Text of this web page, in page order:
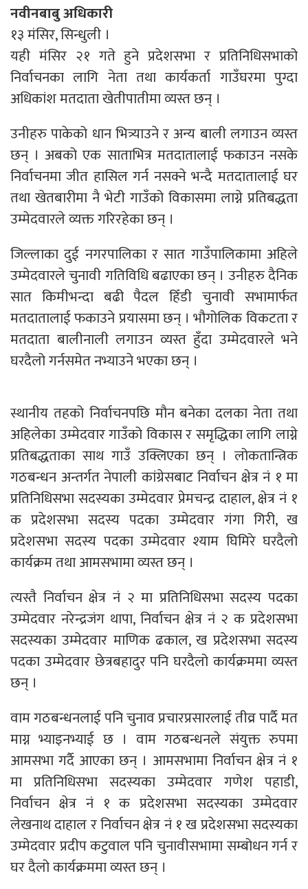
नवीनबाबु अधिकारी
१३ मंसिर, सिन्धुली ।
यही मंसिर २१ गते हुने प्रदेशसभा र प्रतिनिधिसभाको
निर्वाचनका लागि नेता तथा कार्यकर्ता गाउँघरमा पुग्दा
अधिकांश मतदाता खेतीपातीमा व्यस्त छन् ।
उनीहरु पाकेको धान भित्र्याउने र अन्य बाली लगाउन व्यस्त
छन् । अबको एक साताभित्र मतदातालाई फकाउन नसके
निर्वाचनमा जीत हासिल गर्न नसक्ने भन्दै मतदातालाई घर
तथा खेतबारीमा नै भेटी गाउँको विकासमा लाग्ने प्रतिबद्धता
उम्मेदवारले व्यक्त गरिरहेका छन् ।
जिल्लाका दुई नगरपालिका र सात गाउँपालिकामा अहिले
उम्मेदवारले चुनावी गतिविधि बढाएका छन् । उनीहरु दैनिक
सात किमीभन्दा बढी पैदल हिँडी चुनावी सभामार्फत
मतदातालाई फकाउने प्रयासमा छन् । भौगोलिक विकटता र
मतदाता बालीनाली लगाउन व्यस्त हुँदा उम्मेदवारले भने
घरदैलो गर्नसमेत नभ्याउने भएका छन् ।
स्थानीय तहको निर्वाचनपछि मौन बनेका दलका नेता तथा
अहिलेका उम्मेदवार गाउँको विकास र समृद्धिका लागि लाग्ने
प्रतिबद्धताका साथ गाउँ उक्लिएका छन् । लोकतान्त्रिक
गठबन्धन अन्तर्गत नेपाली कांग्रेसबाट निर्वाचन क्षेत्र नं १ मा
प्रतिनिधिसभा सदस्यका उम्मेदवार प्रेमचन्द्र दाहाल, क्षेत्र नं १
क प्रदेशसभा सदस्य पदका उम्मेदवार गंगा गिरी, ख
प्रदेशसभा सदस्य पदका उम्मेदवार श्याम घिमिरे घरदैलो
कार्यक्रम तथा आमसभामा व्यस्त छन् ।
त्यस्तै निर्वाचन क्षेत्र नं २ मा प्रतिनिधिसभा सदस्य पदका
उम्मेदवार नरेन्द्रजंग थापा, निर्वाचन क्षेत्र नं २ क प्रदेशसभा
सदस्यका उम्मेदवार माणिक ढकाल, ख प्रदेशसभा सदस्य
पदका उम्मेदवार छेत्रबहादुर पनि घरदैलो कार्यक्रममा व्यस्त
छन् ।
वाम गठबन्धनलाई पनि चुनाव प्रचारप्रसारलाई तीव्र पार्दै मत
माग्न भ्याइनभ्याई छ । वाम गठबन्धनले संयुक्त रुपमा
आमसभा गर्दै आएका छन् । आमसभामा निर्वाचन क्षेत्र नं १
मा प्रतिनिधिसभा सदस्यका उम्मेदवार गणेश पहाडी,
निर्वाचन क्षेत्र नं १ क प्रदेशसभा सदस्यका उम्मेदवार
लेखनाथ दाहाल र निर्वाचन क्षेत्र नं १ ख प्रदेशसभा सदस्यका
उम्मेदवार प्रदीप कटुवाल पनि चुनावीसभामा सम्बोधन गर्न र
घर दैलो कार्यक्रममा व्यस्त छन् ।